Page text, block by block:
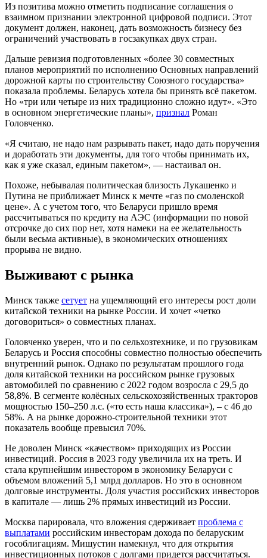
Из позитива можно отметить подписание соглашения о
взаимном признании электронной цифровой подписи. Этот
документ должен, наконец, дать возможность бизнесу без
ограничений участвовать в госзакупках двух стран.
Дальше ревизия подготовленных «более 30 совместных
планов мероприятий по исполнению Основных направлений
дорожной карты по строительству Союзного государства»
показала проблемы. Беларусь хотела бы принять всё пакетом.
Но «три или четыре из них традиционно сложно идут». «Это
в основном энергетические планы», признал Роман
Головченко.
«Я считаю, не надо нам разрывать пакет, надо дать поручения
и доработать эти документы, для того чтобы принимать их,
как я уже сказал, единым пакетом», — настаивал он.
Похоже, небывалая политическая близость Лукашенко и
Путина не приближает Минск к мечте «газ по смоленской
цене». А с учетом того, что Беларуси пришло время
рассчитываться по кредиту на АЭС (информации по новой
отсрочке до сих пор нет, хотя намеки на ее желательность
были весьма активные), в экономических отношениях
прорыва не видно.
Выживают с рынка
Минск также сетует на ущемляющий его интересы рост доли
китайской техники на рынке России. И хочет «четко
договориться» о совместных планах.
Головченко уверен, что и по сельхозтехнике, и по грузовикам
Беларусь и Россия способны совместно полностью обеспечить
внутренний рынок. Однако по результатам прошлого года
доля китайской техники на российском рынке грузовых
автомобилей по сравнению с 2022 годом возросла с 29,5 до
58,8%. В сегменте колёсных сельскохозяйственных тракторов
мощностью 150–250 л.с. («то есть наша классика»), – с 46 до
58%. А на рынке дорожно-строительной техники этот
показатель вообще превысил 70%.
Не доволен Минск «качеством» приходящих из России
инвестиций. Россия в 2023 году увеличила их на треть. И
стала крупнейшим инвестором в экономику Беларуси с
объемом вложений 5,1 млрд долларов. Но это в основном
долговые инструменты. Доля участия российских инвесторов
в капитале — лишь 2% прямых инвестиций из России.
Москва парировала, что вложения сдерживает проблема с
выплатами российским инвесторам дохода по беларуским
гособлигациям. Мишустин намекнул, что для открытия
инвестиционных потоков с долгами придется рассчитаться.